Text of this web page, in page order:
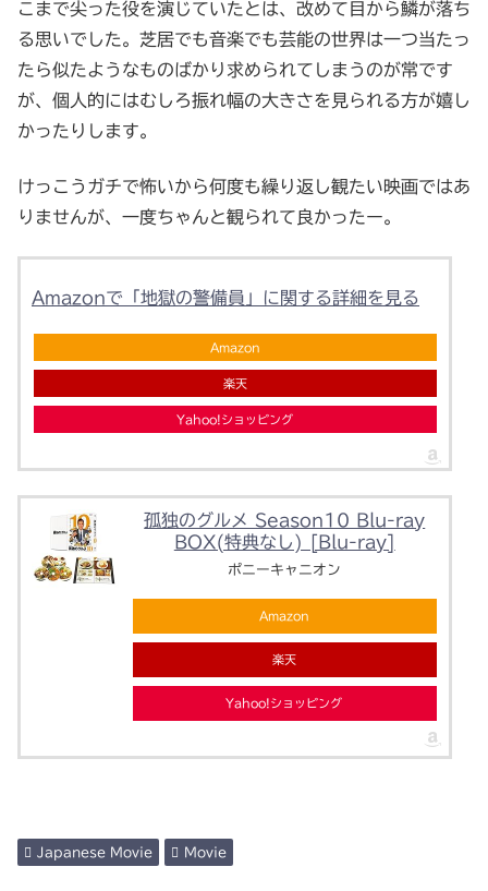
こまで尖った役を演じていたとは、改めて目から鱗が落ち
る思いでした。芝居でも音楽でも芸能の世界は一つ当たっ
たら似たようなものばかり求められてしまうのが常です
が、個人的にはむしろ振れ幅の大きさを見られる方が嬉し
かったりします。
けっこうガチで怖いから何度も繰り返し観たい映画ではあ
りませんが、一度ちゃんと観られて良かったー。
Amazonで「地獄の警備員」に関する詳細を見る
Amazon
楽天
Yahoo!ショッピング
孤独のグルメ Season10 Blu-ray
BOX(特典なし) [Blu-ray]
ポニーキャニオン
Amazon
楽天
Yahoo!ショッピング
Japanese Movie Movie